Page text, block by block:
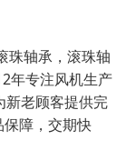
轴承，滚珠轴
年专注风机生产
新老顾客提供完
障，交期快